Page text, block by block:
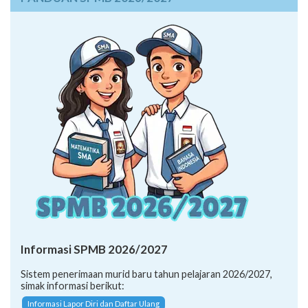
Informasi SPMB 2026/2027
Sistem penerimaan murid baru tahun pelajaran 2026/2027,
simak informasi berikut:
Informasi Lapor Diri dan Daftar Ulang